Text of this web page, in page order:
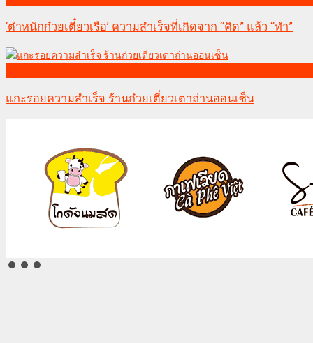
‘ตำหนักก๋วยเตี๋ยวเรือ’ ความสำเร็จที่เกิดจาก “คิด” แล้ว “ทำ”
แกะรอยความสำเร็จ ร้านก๋วยเตี๋ยวเตาถ่านออนเซ็น